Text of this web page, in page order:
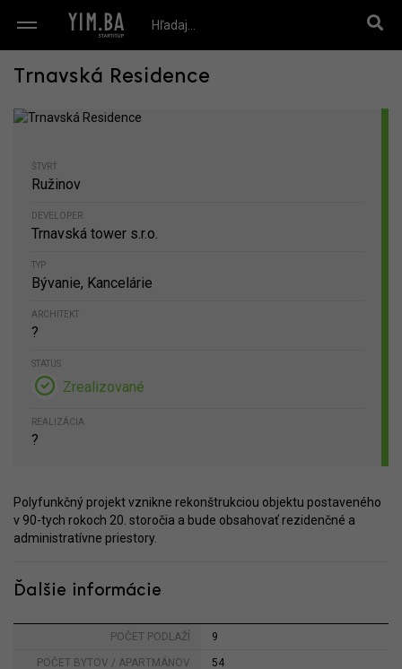
Trnavská Residence
ŠTVRŤ
Ružinov
DEVELOPER
Trnavská tower s.r.o.
TYP
Bývanie, Kancelárie
ARCHITEKT
?
STATUS
Zrealizované
REALIZÁCIA
?
Polyfunkčný projekt vznikne rekonštrukciou objektu postaveného
v 90-tych rokoch 20. storočia a bude obsahovať rezidenčné a
administratívne priestory.
Ďalšie informácie
POČET PODLAŽÍ 9
POČET BYTOV / APARTMÁNOV 54